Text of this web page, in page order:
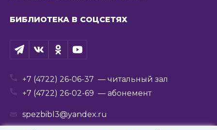
БИБЛИОТЕКА В СОЦСЕТЯХ
+7 (4722) 26-06-37 — читальный зал
+7 (4722) 26-02-69 — абонемент
spezbibl3@yandex.ru